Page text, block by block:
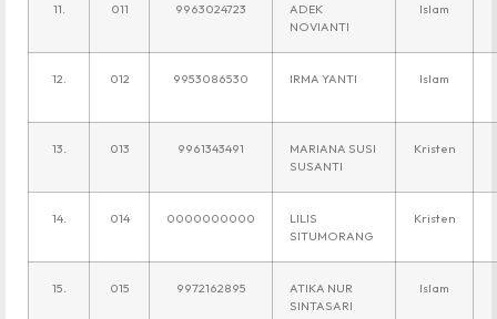
11. 011 9963024723
ADEK
NOVIANTI
Islam
12. 012 9953086530 IRMA YANTI Islam
13. 013 9961343491
MARIANA SUSI
SUSANTI
Kristen
14. 014 0000000000
LILIS
SITUMORANG
Kristen
15. 015 9972162895
ATIKA NUR
SINTASARI
Islam